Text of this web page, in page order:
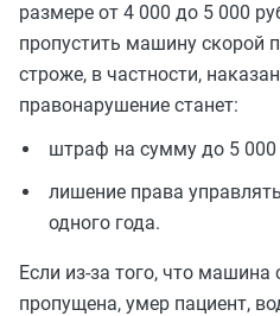
размере от 4 000 до 5 000
пропустить машину скорой
строже, в частности,
правонарушение станет:
штраф на сумму до 5 000
лишение права
одного года.
Если из-за того, что
пропущена, умер пациент,